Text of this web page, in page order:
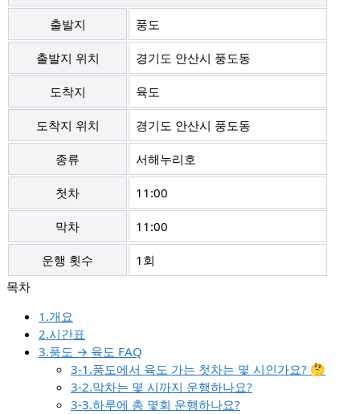
출발지 풍도
출발지 위치 경기도 안산시 풍도동
도착지 육도
도착지 위치 경기도 안산시 풍도동
종류 서해누리호
첫차 11:00
막차 11:00
운행 횟수 1회
1.개요
2.시간표
3.풍도 → 육도 FAQ
3-1.풍도에서 육도 가는 첫차는 몇 시인가요? 🤔
3-2.막차는 몇 시까지 운행하나요?
3-3.하루에 총 몇회 운행하나요?